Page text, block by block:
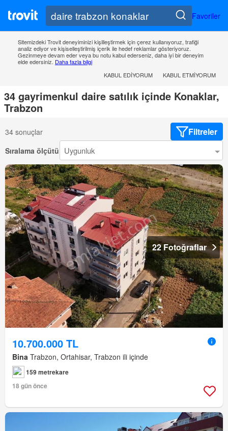
Favoriler
Sitemizdeki Trovit deneyiminizi kişilleştirmek için çerez kullanıyoruz, trafiği
analiz ediyor ve kişiselleştirilmiş içerik ile hedef reklamlar gösteriyoruz.
Gezinmeye devam eder veya bu notu kabul ederseniz, daha iyi bir deneyim
elde edersiniz. Daha fazla bilgi
KABUL EDIYORUM
KABUL ETMIYORUM
34 gayrimenkul daire satılık içinde Konaklar,
Trabzon
34 sonuçlar Filtreler
Sıralama ölçütü
22 Fotoğraflar
10.700.000 TL
Bina Trabzon, Ortahisar, Trabzon ili içinde
159 metrekare
18 gün önce